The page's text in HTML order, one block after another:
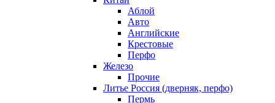
Аблой
Авто
Английские
Крестовые
Перфо
Железо
Прочие
Литье Россия (дверняк, перфо)
Пермь